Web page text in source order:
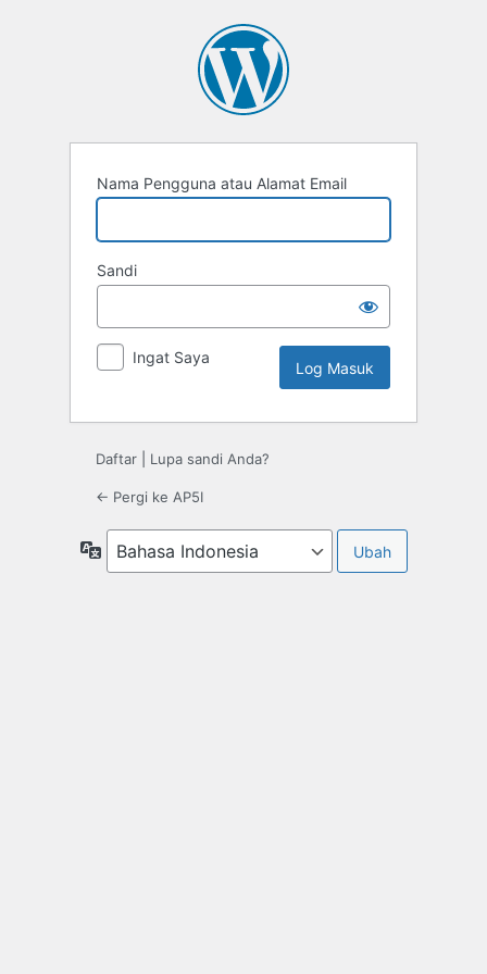
Nama Pengguna atau Alamat Email
Sandi
Ingat Saya
Daftar Lupa sandi Anda?
← Pergi ke AP5I
Bahasa